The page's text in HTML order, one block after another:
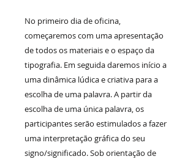
No primeiro dia de oficina,
começaremos com uma apresentação
de todos os materiais e o espaço da
tipografia. Em seguida daremos início a
uma dinâmica lúdica e criativa para a
escolha de uma palavra. A partir da
escolha de uma única palavra, os
participantes serão estimulados a fazer
uma interpretação gráfica do seu
signo/significado. Sob orientação de